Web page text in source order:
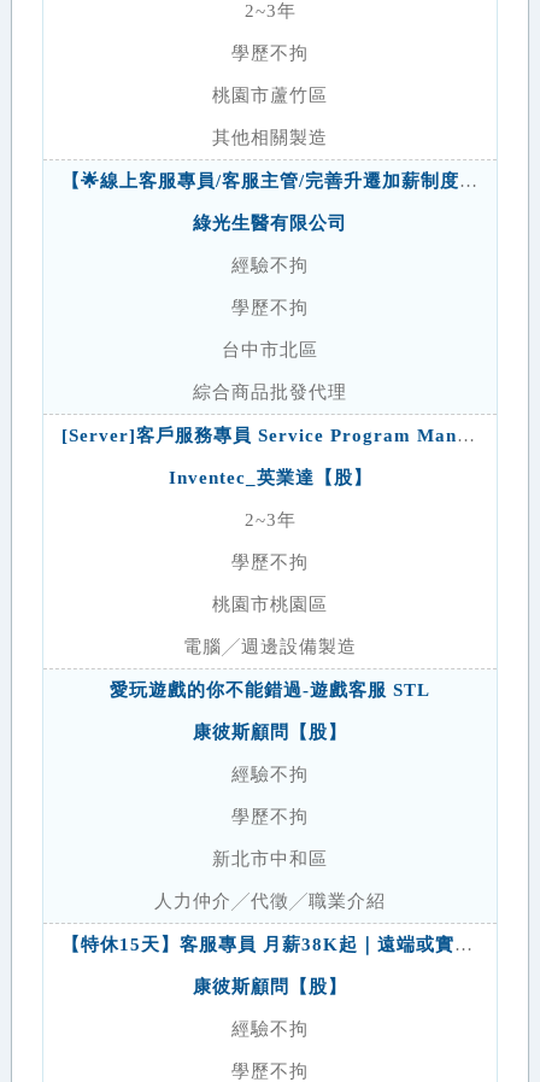
2~3年
學歷不拘
桃園市蘆竹區
其他相關製造
【🌟線上客服專員/客服主管/完善升遷加薪制度🌟】【無經驗者有完整培訓 40-60K⬆️】
綠光生醫有限公司
經驗不拘
學歷不拘
台中市北區
綜合商品批發代理
[Server]客戶服務專員 Service Program Management Specialist(桃園)
Inventec_英業達【股】
2~3年
學歷不拘
桃園市桃園區
電腦╱週邊設備製造
愛玩遊戲的你不能錯過-遊戲客服 STL
康彼斯顧問【股】
經驗不拘
學歷不拘
新北市中和區
人力仲介╱代徵╱職業介紹
【特休15天】客服專員 月薪38K起｜遠端或實體｜完整培訓 STL
康彼斯顧問【股】
經驗不拘
學歷不拘